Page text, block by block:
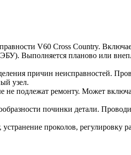
V60 Cross Country.
Выполняется планово или
причин неисправностей.
узел.
не подлежат ремонту. Может
починки детали.
проколов, регулировку